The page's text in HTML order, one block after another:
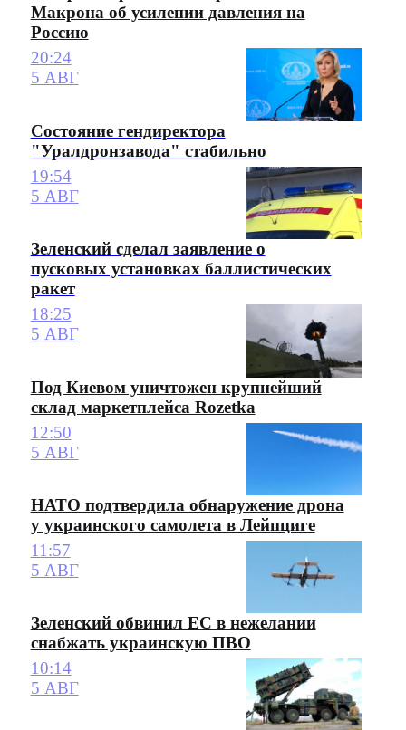
Макрона об усилении давления на
Россию
20:24
5 АВГ
Состояние гендиректора
"Уралдронзавода" стабильно
19:54
5 АВГ
Зеленский сделал заявление о
пусковых установках баллистических
ракет
18:25
5 АВГ
Под Киевом уничтожен крупнейший
склад маркетплейса Rozetka
12:50
5 АВГ
НАТО подтвердила обнаружение дрона
у украинского самолета в Лейпциге
11:57
5 АВГ
Зеленский обвинил ЕС в нежелании
снабжать украинскую ПВО
10:14
5 АВГ